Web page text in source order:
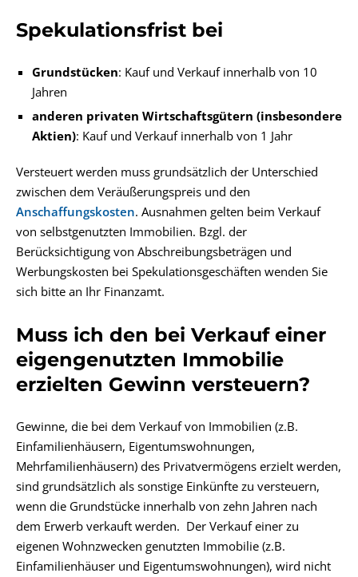
Spekulationsfrist bei
Grundstücken: Kauf und Verkauf innerhalb von 10
Jahren
anderen privaten Wirtschaftsgütern (insbesondere
Aktien): Kauf und Verkauf innerhalb von 1 Jahr
Versteuert werden muss grundsätzlich der Unterschied
zwischen dem Veräußerungspreis und den
Anschaffungskosten. Ausnahmen gelten beim Verkauf
von selbstgenutzten Immobilien. Bzgl. der
Berücksichtigung von Abschreibungsbeträgen und
Werbungskosten bei Spekulationsgeschäften wenden Sie
sich bitte an Ihr Finanzamt.
Muss ich den bei Verkauf einer
eigengenutzten Immobilie
erzielten Gewinn versteuern?
Gewinne, die bei dem Verkauf von Immobilien (z.B.
Einfamilienhäusern, Eigentumswohnungen,
Mehrfamilienhäusern) des Privatvermögens erzielt werden,
sind grundsätzlich als sonstige Einkünfte zu versteuern,
wenn die Grundstücke innerhalb von zehn Jahren nach
dem Erwerb verkauft werden. Der Verkauf einer zu
eigenen Wohnzwecken genutzten Immobilie (z.B.
Einfamilienhäuser und Eigentumswohnungen), wird nicht